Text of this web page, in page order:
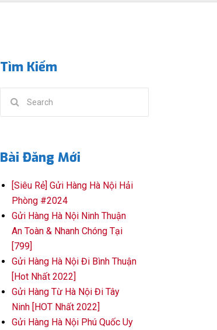
Tìm Kiếm
Bài Đăng Mới
[Siêu Rẻ] Gửi Hàng Hà Nội Hải
Phòng #2024
Gửi Hàng Hà Nội Ninh Thuận
An Toàn & Nhanh Chóng Tại
[799]
Gửi Hàng Hà Nội Đi Bình Thuận
[Hot Nhất 2022]
Gửi Hàng Từ Hà Nội Đi Tây
Ninh [HOT Nhất 2022]
Gửi Hàng Hà Nội Phú Quốc Uy